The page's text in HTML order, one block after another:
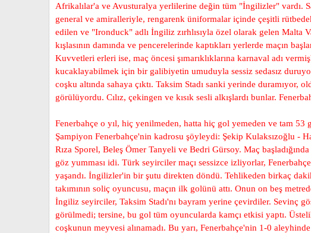
Afrikalılar'a ve Avusturalya yerlilerine değin tüm "İngilizler" vardı.
general ve amiralleriyle, rengarenk üniformalar içinde çeşitli
edilen ve "Ironduck" adlı İngiliz zırhlısıyla özel olarak gelen Malta
kışlasının damında ve pencerelerinde kaptıkları yerlerde maçın
Kuvvetleri erleri ise, maç öncesi şımarıklıklarına karnaval adı
kucaklayabilmek için bir galibiyetin umuduyla sessiz sedasız
coşku altında sahaya çıktı. Taksim Stadı sanki yerinde duramıyor,
görülüyordu. Cılız, çekingen ve kısık sesli alkışlardı bunlar.
Fenerbahçe o yıl, hiç yenilmeden, hatta hiç gol yemeden ve tam 53
Şampiyon Fenerbahçe'nin kadrosu şöyleydi: Şekip Kulaksızoğlu -
Rıza Sporel, Beleş Ömer Tanyeli ve Bedri Gürsoy. Maç
göz yumması idi. Türk seyirciler maçı sessizce izliyorlar,
yaşandı. İngilizler'in bir şutu direkten döndü. Tehlikeden birkaç
takımının soliç oyuncusu, maçın ilk golünü attı. Onun on beş
İngiliz seyirciler, Taksim Stadı'nı bayram yerine çevirdiler. Sevinç
görülmedi; tersine, bu gol tüm oyuncularda kamçı etkisi yaptı.
coşkunun meyvesi alınamadı. Bu yarı, Fenerbahçe'nin 1-0